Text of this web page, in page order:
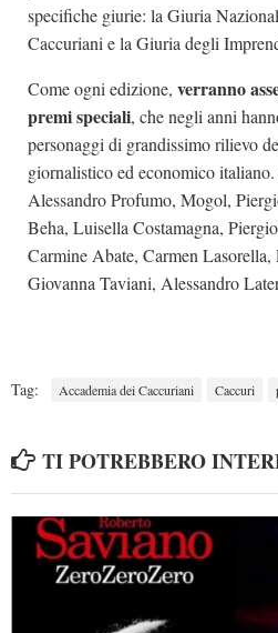
specifiche giurie: la Giuria
Caccuriani e la Giuria degli
Come ogni edizione, verranno
premi speciali, che negli anni
personaggi di grandissimo rilievo
giornalistico ed economico
Alessandro Profumo, Mogol,
Beha, Luisella Costamagna,
Carmine Abate, Carmen Lasorella,
Giovanna Taviani, Alessandro
Tag: Accademia dei Caccuriani Caccuri
TI POTREBBERO